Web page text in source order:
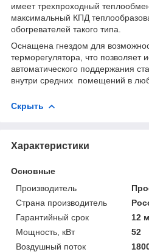
имеет трехпроходный
максимальный КПД
обогревателей такого типа.
Оснащена гнездом для
терморегулятора, что позволяет
автоматического поддержания
внутри средних помещений в
Скрыть
Характеристики
Основные
Производитель
Страна производитель
Гарантийный срок
12
Мощность, кВт
52
Воздушный поток